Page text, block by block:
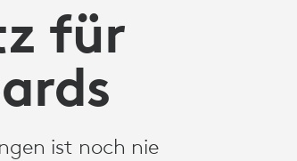
für
ist noch nie